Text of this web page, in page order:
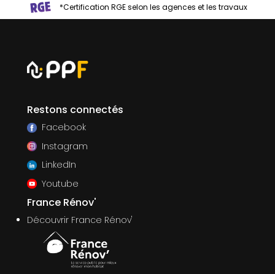
*Certification RGE selon les agences et les travaux
Restons connectés
Facebook
Instagram
LinkedIn
Youtube
France Rénov'
Découvrir France Rénov'